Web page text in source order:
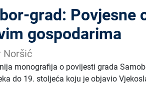
grad: Povjesne
gospodarima
Noršić
monografija o povijesti grada
do 19. stoljeća koju je objavio